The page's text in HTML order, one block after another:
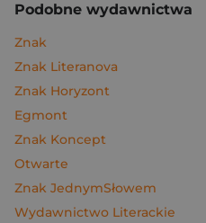
Podobne wydawnictwa
Znak
Znak Literanova
Znak Horyzont
Egmont
Znak Koncept
Otwarte
Znak JednymSłowem
Wydawnictwo Literackie